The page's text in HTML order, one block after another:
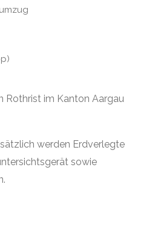
Rothrist im Kanton Aargau
werden Erdverlegte
sowie